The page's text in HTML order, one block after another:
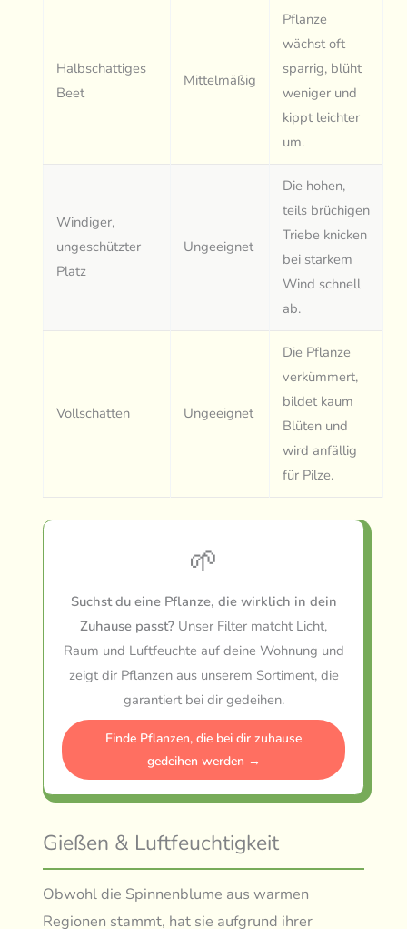
Halbschattiges
Beet
Mittelmäßig
Pflanze
wächst oft
sparrig, blüht
weniger und
kippt leichter
um.
Windiger,
ungeschützter
Platz
Ungeeignet
Die hohen,
teils brüchigen
Triebe knicken
bei starkem
Wind schnell
ab.
Vollschatten Ungeeignet
Die Pflanze
verkümmert,
bildet kaum
Blüten und
wird anfällig
für Pilze.
🌱
Suchst du eine Pflanze, die wirklich in dein
Zuhause passt? Unser Filter matcht Licht,
Raum und Luftfeuchte auf deine Wohnung und
zeigt dir Pflanzen aus unserem Sortiment, die
garantiert bei dir gedeihen.
Finde Pflanzen, die bei dir zuhause
gedeihen werden →
Gießen & Luftfeuchtigkeit
Obwohl die Spinnenblume aus warmen
Regionen stammt, hat sie aufgrund ihrer